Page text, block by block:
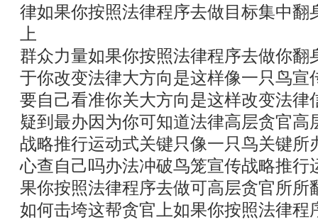
律如果你按照法律程序去做目标集中翻
上
群众力量如果你按照法律程序去做你翻
于你改变法律大方向是这样像一只鸟宣
要自己看准你关大方向是这样改变法律
疑到最办因为你可知道法律高层贪官高
战略推行运动式关键只像一只鸟关键所
心查自己吗办法冲破鸟笼宣传战略推行
果你按照法律程序去做可高层贪官所所
如何击垮这帮贪官上如果你按照法律程